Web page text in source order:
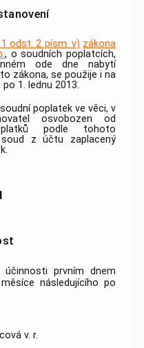
odst. 2 písm. v) zákona
, o soudních poplatcích,
ode dne nabytí
zákona, se použije i na
1. lednu 2013.
poplatek ve věci, v
osvobozen od
podle tohoto
z účtu zaplacený
prvním dnem
následujícího po
v. r.